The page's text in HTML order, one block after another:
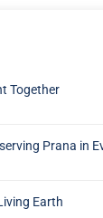
Together
Prana in
Earth